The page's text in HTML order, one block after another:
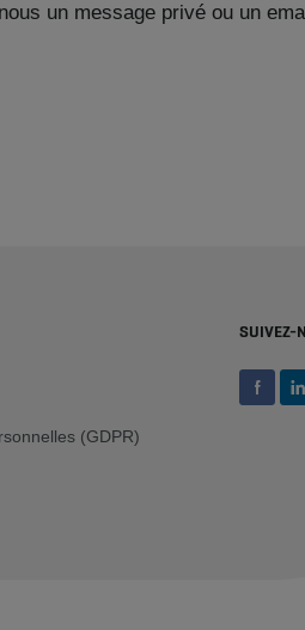
un message privé ou un
(GDPR)
SUIVEZ-